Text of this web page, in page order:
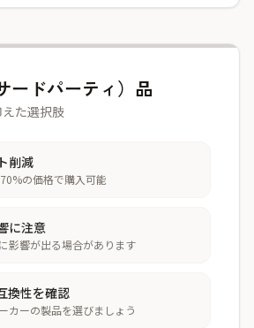
ードパーティ）品
た選択肢
削減
の価格で購入可能
に注意
影響が出る場合があります
換性を確認
カーの製品を選びましょう